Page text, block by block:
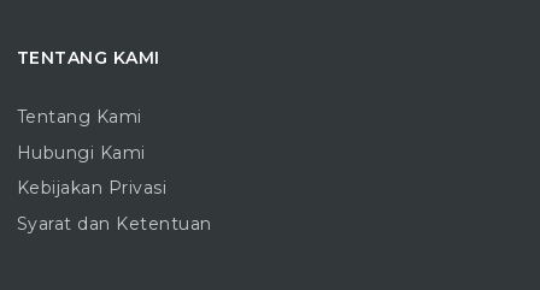
TENTANG KAMI
Tentang Kami
Hubungi Kami
Kebijakan Privasi
Syarat dan Ketentuan